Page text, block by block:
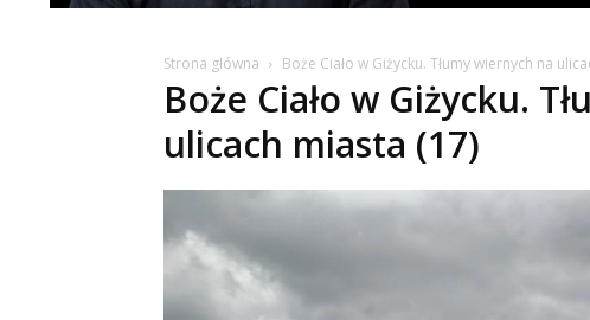
Strona główna Boże Ciało w Giżycku. Tłumy wiernych na
Boże Ciało w Giżycku.
ulicach miasta (17)